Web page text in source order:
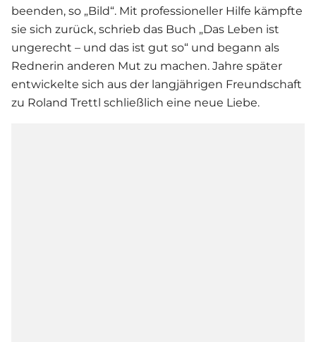
beenden, so „Bild“. Mit professioneller Hilfe kämpfte
sie sich zurück, schrieb das Buch „Das Leben ist
ungerecht – und das ist gut so“ und begann als
Rednerin anderen Mut zu machen. Jahre später
entwickelte sich aus der langjährigen Freundschaft
zu Roland Trettl schließlich eine neue Liebe.